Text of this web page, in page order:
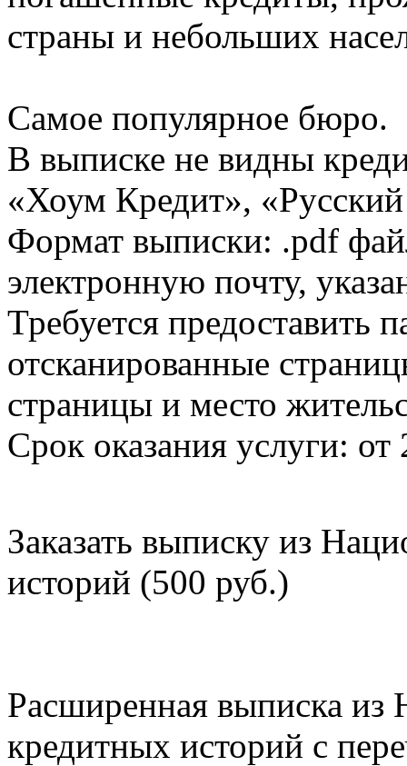
страны и небольших
Самое популярное бюро.
В выписке не видны
«Хоум Кредит»,
Формат выписки: .pdf
электронную почту,
Требуется предоставить
отсканированные
страницы и место
Срок оказания услуги: от
Заказать выписку из
историй (500 руб.)
Расширенная выписка из
кредитных историй с